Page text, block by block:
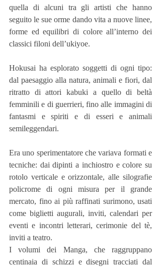
quella di alcuni tra gli artisti che hanno
seguito le sue orme dando vita a nuove linee,
forme ed equilibri di colore all’interno dei
classici filoni dell’ukiyoe.
Hokusai ha esplorato soggetti di ogni tipo:
dal paesaggio alla natura, animali e fiori, dal
ritratto di attori kabuki a quello di beltà
femminili e di guerrieri, fino alle immagini di
fantasmi e spiriti e di esseri e animali
semileggendari.
Era uno sperimentatore che variava formati e
tecniche: dai dipinti a inchiostro e colore su
rotolo verticale e orizzontale, alle silografie
policrome di ogni misura per il grande
mercato, fino ai più raffinati surimono, usati
come biglietti augurali, inviti, calendari per
eventi e incontri letterari, cerimonie del tè,
inviti a teatro.
I volumi dei Manga, che raggruppano
centinaia di schizzi e disegni tracciati dal